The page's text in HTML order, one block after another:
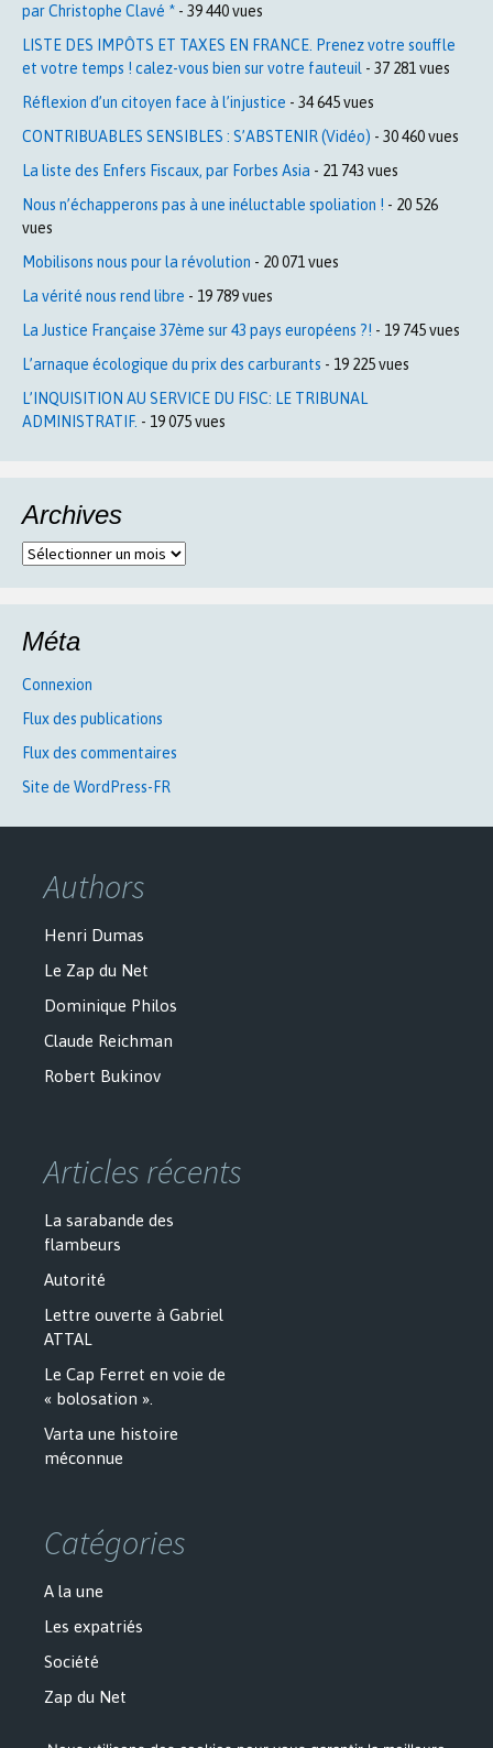
par Christophe Clavé * - 39 440 vues
LISTE DES IMPÔTS ET TAXES EN FRANCE. Prenez votre souffle
et votre temps ! calez-vous bien sur votre fauteuil - 37 281 vues
Réflexion d’un citoyen face à l’injustice - 34 645 vues
CONTRIBUABLES SENSIBLES : S’ABSTENIR (Vidéo) - 30 460 vues
La liste des Enfers Fiscaux, par Forbes Asia - 21 743 vues
Nous n’échapperons pas à une inéluctable spoliation ! - 20 526
vues
Mobilisons nous pour la révolution - 20 071 vues
La vérité nous rend libre - 19 789 vues
La Justice Française 37ème sur 43 pays européens ?! - 19 745 vues
L’arnaque écologique du prix des carburants - 19 225 vues
L’INQUISITION AU SERVICE DU FISC: LE TRIBUNAL
ADMINISTRATIF. - 19 075 vues
Archives
Archives
Méta
Connexion
Flux des publications
Flux des commentaires
Site de WordPress-FR
Authors
Henri Dumas
Le Zap du Net
Dominique Philos
Claude Reichman
Robert Bukinov
Articles récents
La sarabande des
flambeurs
Autorité
Lettre ouverte à Gabriel
ATTAL
Le Cap Ferret en voie de
« bolosation ».
Varta une histoire
méconnue
Catégories
A la une
Les expatriés
Société
Zap du Net